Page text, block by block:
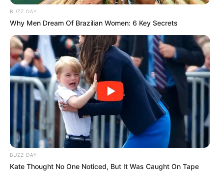
(foto: shelterness)
8. Salah satu keuntungan yang bisa didapatkan
adalah ruang tambahan, bisa menjadi tempat sofa
untuk ruang tamu
BUZZ DAY
Why Men Dream Of Brazilian Women: 6 Key Secrets
BUZZ DAY
Kate Thought No One Noticed, But It Was Caught On Tape